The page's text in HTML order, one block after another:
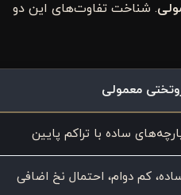
. شناخت تفاوت‌های این دو
معمولی
ساده با تراکم پایین
کم دوام، احتمال نخ اضافی